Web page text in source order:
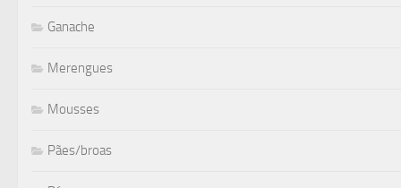
Ganache
Merengues
Mousses
Pães/broas